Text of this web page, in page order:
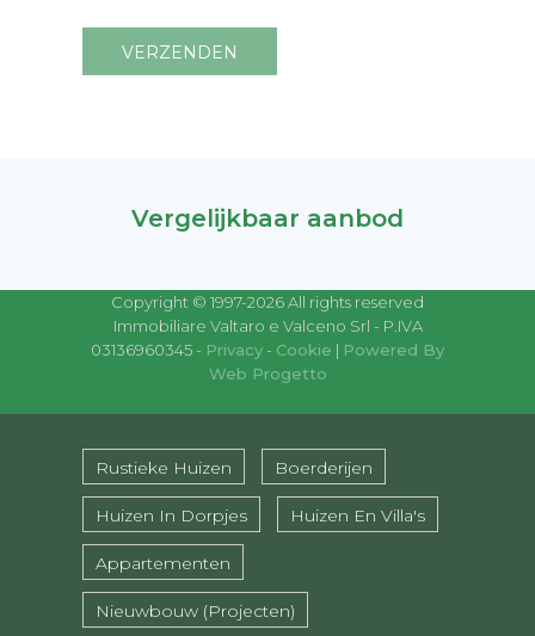
VERZENDEN
Vergelijkbaar aanbod
Copyright © 1997-2026 All rights reserved
Immobiliare Valtaro e Valceno Srl - P.IVA
03136960345 - Privacy - Cookie | Powered By
Web Progetto
Rustieke Huizen Boerderijen
Huizen In Dorpjes Huizen En Villa's
Appartementen
Nieuwbouw (projecten)